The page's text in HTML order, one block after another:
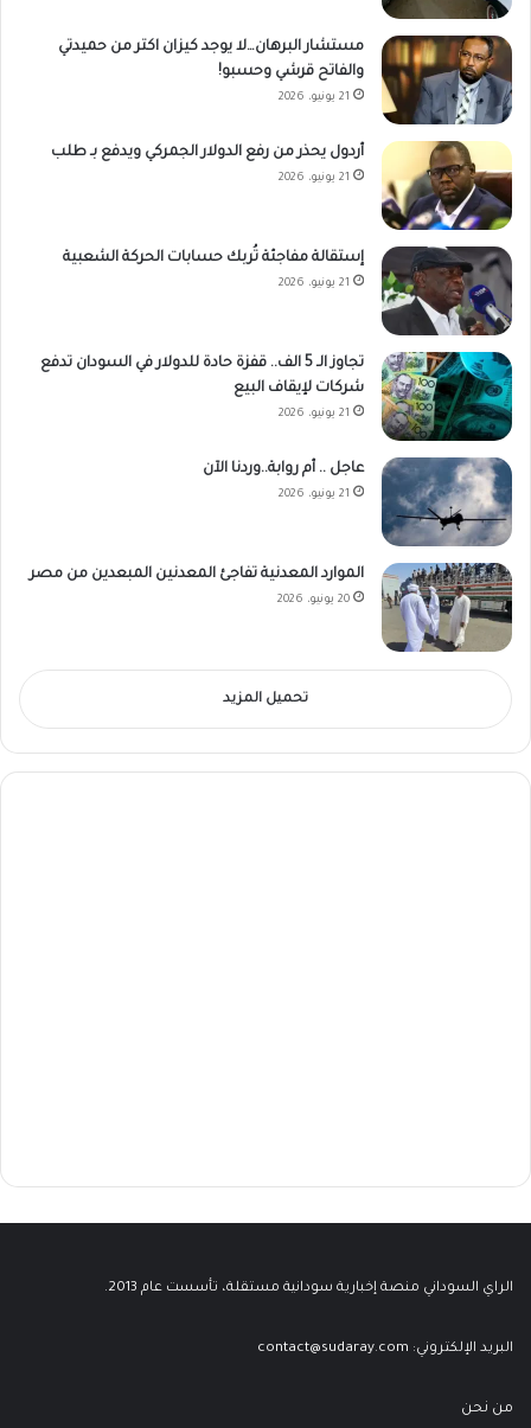
مستشار البرهان…لا يوجد كيزان اكتر من حميدتي
والفاتح قرشي وحسبو!
21 يونيو، 2026
أردول يحذر من رفع الدولار الجمركي ويدفع بـ طلب
21 يونيو، 2026
إستقالة مفاجئة تُربك حسابات الحركة الشعبية
21 يونيو، 2026
تجاوز الـ 5 الف.. قفزة حادة للدولار في السودان تدفع
شركات لإيقاف البيع
21 يونيو، 2026
عاجل .. أم روابة..وردنا الآن
21 يونيو، 2026
الموارد المعدنية تفاجئ المعدنين المبعدين من مصر
20 يونيو، 2026
تحميل المزيد
الراي السوداني منصة إخبارية سودانية مستقلة، تأسست عام 2013.
البريد الإلكتروني: contact@sudaray.com
من نحن